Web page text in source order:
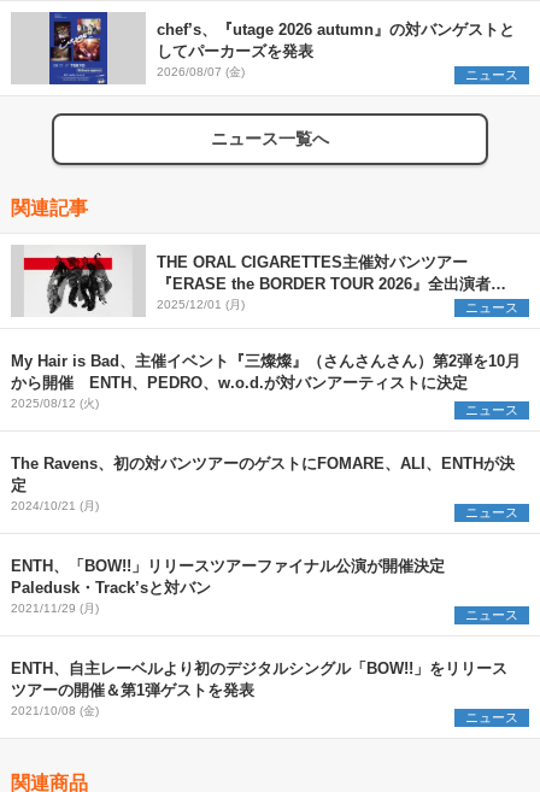
chef’s、『utage 2026 autumn』の対バンゲストと
してパーカーズを発表
2026/08/07 (金) ニュース
ニュース一覧へ
関連記事
THE ORAL CIGARETTES主催対バンツアー
『ERASE the BORDER TOUR 2026』全出演者を
解禁 TK from 凛として時雨ら3組の参加を新たに発
表
2025/12/01 (月) ニュース
My Hair is Bad、主催イベント『三燦燦』（さんさんさん）第2弾を10月
から開催 ENTH、PEDRO、w.o.d.が対バンアーティストに決定
2025/08/12 (火) ニュース
The Ravens、初の対バンツアーのゲストにFOMARE、ALI、ENTHが決
定
2024/10/21 (月) ニュース
ENTH、「BOW!!」リリースツアーファイナル公演が開催決定
Paledusk・Track’sと対バン
2021/11/29 (月) ニュース
ENTH、自主レーベルより初のデジタルシングル「BOW!!」をリリース
ツアーの開催＆第1弾ゲストを発表
2021/10/08 (金) ニュース
関連商品